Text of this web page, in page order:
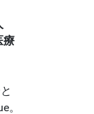
療
。